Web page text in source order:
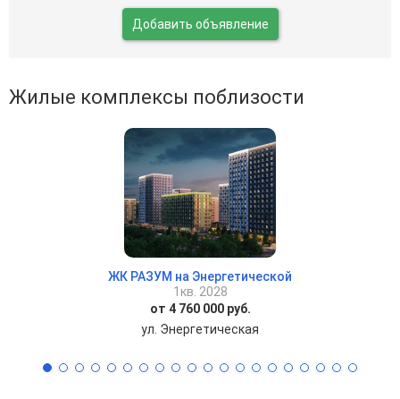
Добавить объявление
Жилые комплексы поблизости
ЖК РАЗУМ на Энергетической
1кв. 2028
от 4 760 000 руб.
ул. Энергетическая